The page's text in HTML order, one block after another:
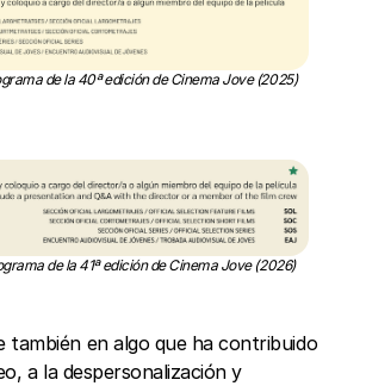
de la 40ª edición de Cinema Jove (2025)
de la 41ª edición de Cinema Jove (2026)
también en algo que ha contribuido
a la despersonalización y